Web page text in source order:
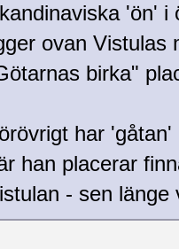
'ön' i
ovan Vistulas
birka"
har
han placerar
- sen länge